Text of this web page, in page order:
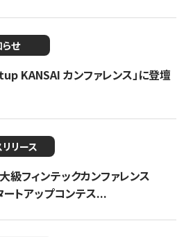
せ
KANSAI カンファレンス」に登壇
リース
級フィンテックカンファレンス
ートアップコンテス...